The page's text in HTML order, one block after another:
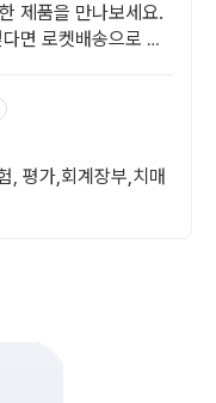
제품을 만나보세요.
면 로켓배송으로 받
, 평가,회계장부,치매